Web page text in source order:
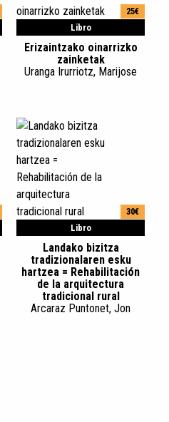
Libro
25€
Erizaintzako oinarrizko
zainketak
Uranga Irurriotz, Marijose
Libro
30€
Landako bizitza
tradizionalaren esku
hartzea = Rehabilitación
de la arquitectura
tradicional rural
Arcaraz Puntonet, Jon